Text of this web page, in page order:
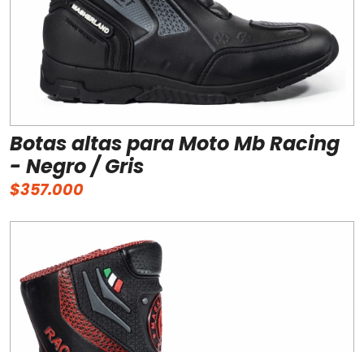
Botas altas para Moto Mb Racing
- Negro / Gris
$357.000